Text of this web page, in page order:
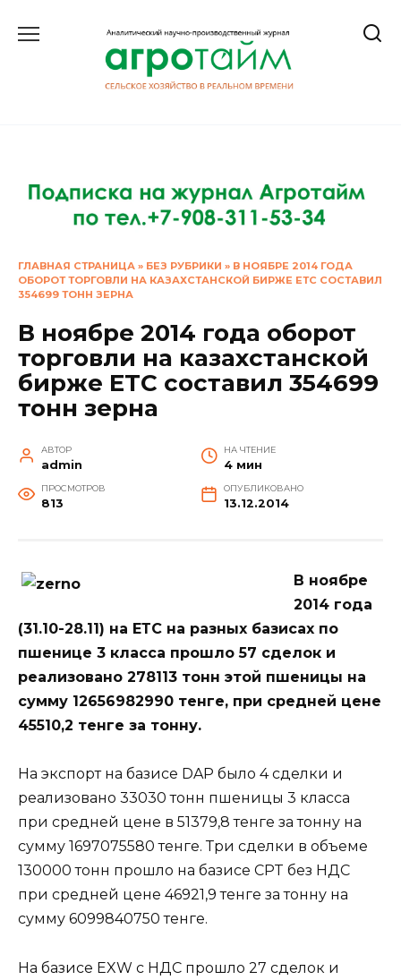
ГЛАВНАЯ СТРАНИЦА » БЕЗ РУБРИКИ » В НОЯБРЕ 2014 ГОДА
ОБОРОТ ТОРГОВЛИ НА КАЗАХСТАНСКОЙ БИРЖЕ ЕТС СОСТАВИЛ
354699 ТОНН ЗЕРНА
В ноябре 2014 года оборот
торговли на казахстанской
бирже ЕТС составил 354699
тонн зерна
АВТОР
admin
НА ЧТЕНИЕ
4 мин
ПРОСМОТРОВ
813
ОПУБЛИКОВАНО
13.12.2014
В ноябре
2014 года
(31.10-28.11) на ЕТС на разных базисах по
пшенице 3 класса прошло 57 сделок и
реализовано 278113 тонн этой пшеницы на
сумму 12656982990 тенге, при средней цене
45510,2 тенге за тонну.
На экспорт на базисе DAP было 4 сделки и
реализовано 33030 тонн пшеницы 3 класса
при средней цене в 51379,8 тенге за тонну на
сумму 1697075580 тенге. Три сделки в объеме
130000 тонн прошло на базисе CPT без НДС
при средней цене 46921,9 тенге за тонну на
сумму 6099840750 тенге.
На базисе EXW с НДС прошло 27 сделок и